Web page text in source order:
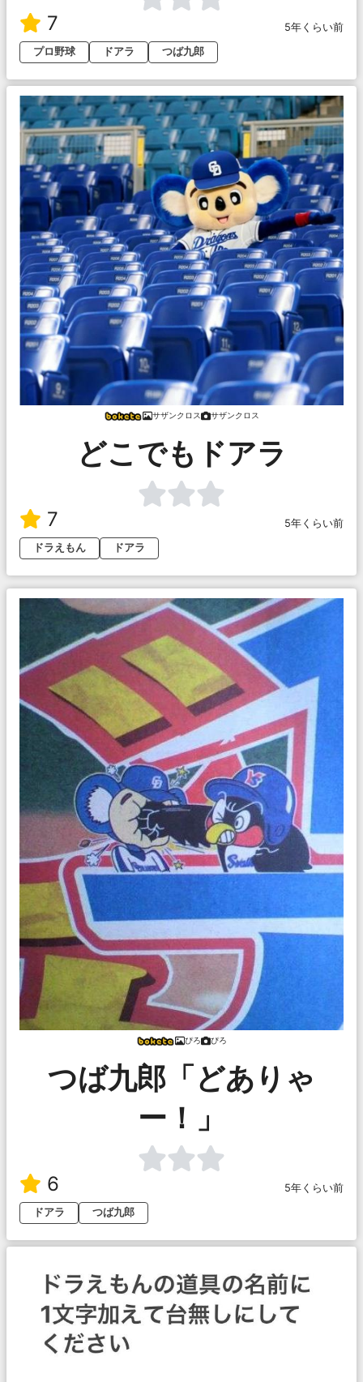
7
5年くらい前
プロ野球
ドアラ つば九郎
サザンクロス サザンクロス
どこでもドアラ
7
5年くらい前
ドラえもん
ドアラ
ぴろ ぴろ
つば九郎「どありゃ
ー！」
6
5年くらい前
ドアラ
つば九郎